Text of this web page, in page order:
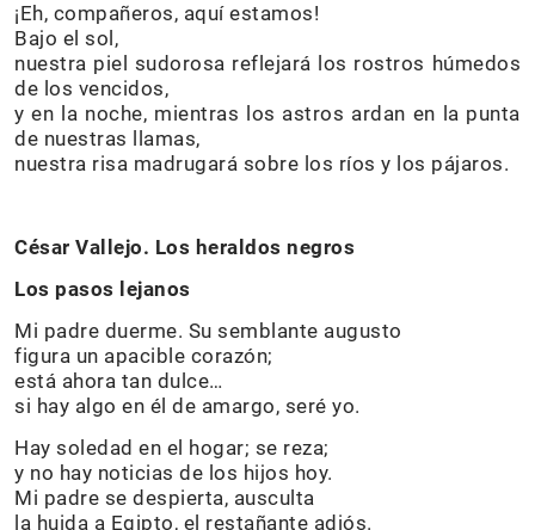
¡Eh, compañeros, aquí estamos!
Bajo el sol,
nuestra piel sudorosa reflejará los rostros húmedos
de los vencidos,
y en la noche, mientras los astros ardan en la punta
de nuestras llamas,
nuestra risa madrugará sobre los ríos y los pájaros.
César Vallejo. Los heraldos negros
Los pasos lejanos
Mi padre duerme. Su semblante augusto
figura un apacible corazón;
está ahora tan dulce…
si hay algo en él de amargo, seré yo.
Hay soledad en el hogar; se reza;
y no hay noticias de los hijos hoy.
Mi padre se despierta, ausculta
la huida a Egipto, el restañante adiós.